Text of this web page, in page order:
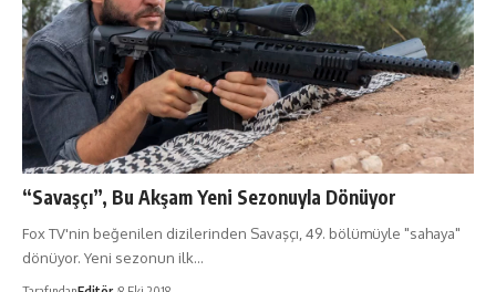
“Savaşçı”, Bu Akşam Yeni Sezonuyla Dönüyor
Fox TV'nin beğenilen dizilerinden Savaşçı, 49. bölümüyle "sahaya"
dönüyor. Yeni sezonun ilk…